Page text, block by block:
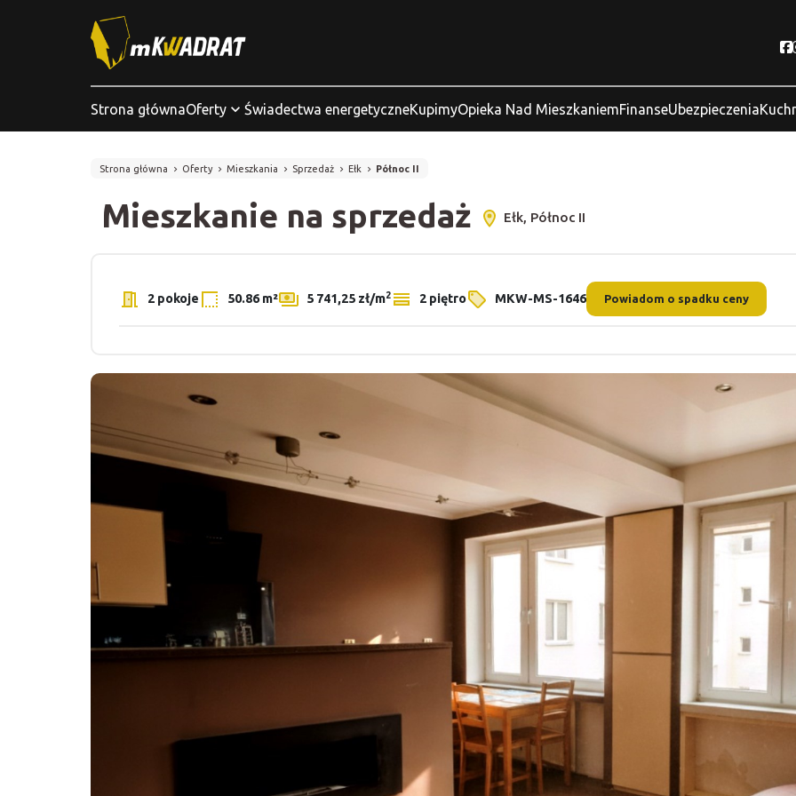
Strona głównaOferty Świadectwa energetyczneKupimyOpieka Nad MieszkaniemFinanseUbezpieczenia
Strona główna Oferty Mieszkania Sprzedaż Ełk Północ II
Mieszkanie na sprzedaż Ełk, Północ II
2 pokoje 50.86 m² 5 741,25 zł/m2 2 piętro MKW-MS-1646 Powiadom o spadku ceny